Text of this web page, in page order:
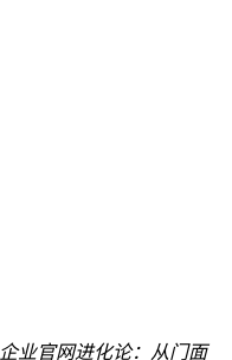
企业官网进化论：从门面